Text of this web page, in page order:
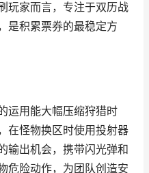
玩家而言，专注于双历战
是积累票券的最稳定方
运用能大幅压缩狩猎时
在怪物换区时使用投射器
输出机会，携带闪光弹和
危险动作，为团队创造安